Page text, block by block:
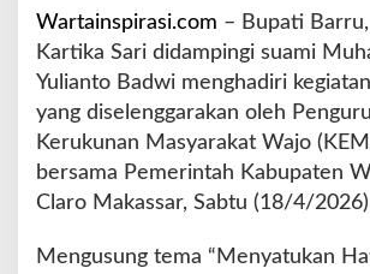
,
B
u
p
i
B
r
Wartainspirasi.com – Bupati
Kartika Sari didampingi suami
Yulianto Badwi menghadiri
yang diselenggarakan oleh
Kerukunan Masyarakat Wajo
bersama Pemerintah Kabupaten
Claro Makassar, Sabtu (18/4/
Mengusung tema “Menyatukan